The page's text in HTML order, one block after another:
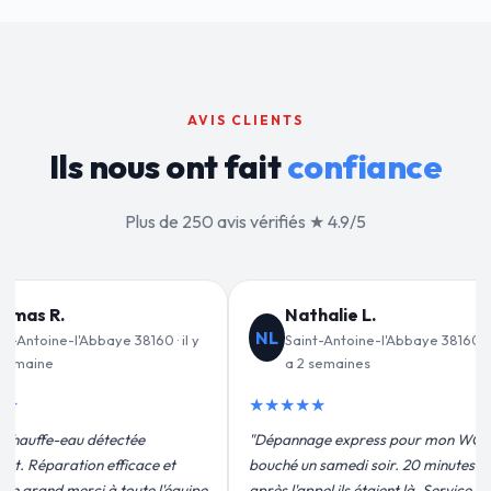
AVIS CLIENTS
Ils nous ont faitconfiance
Plus de 250 avis vérifiés ★ 4.9/5
L.
l'Abbaye 38160 · il y
pour mon WC
soir. 20 minutes
JF
Jean-François C.
Saint-Antoine-l'Abbaye 38160 · il y
a 3 semaines
★★★★★
"Remplacement de mon chauffe-eau en
moins de 2h. Équipe très pro, devis